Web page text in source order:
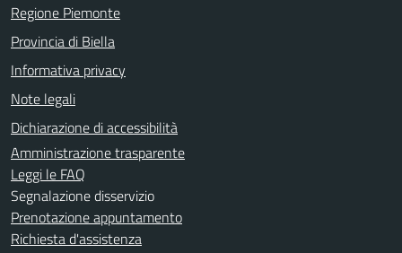
Regione Piemonte
Provincia di Biella
Informativa privacy
Note legali
Dichiarazione di accessibilità
Amministrazione trasparente
Leggi le FAQ
Segnalazione disservizio
Prenotazione appuntamento
Richiesta d'assistenza